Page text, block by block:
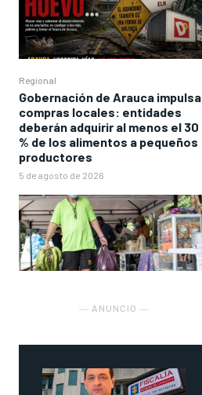
Regional
Gobernación de Arauca impulsa
compras locales: entidades
deberán adquirir al menos el 30
% de los alimentos a pequeños
productores
5 de agosto de 2026
― ANUNCIO ―